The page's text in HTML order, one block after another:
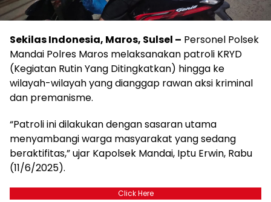
Sekilas Indonesia, Maros, Sulsel – Personel Polsek
Mandai Polres Maros melaksanakan patroli KRYD
(Kegiatan Rutin Yang Ditingkatkan) hingga ke
wilayah-wilayah yang dianggap rawan aksi kriminal
dan premanisme.
“Patroli ini dilakukan dengan sasaran utama
menyambangi warga masyarakat yang sedang
beraktifitas,” ujar Kapolsek Mandai, Iptu Erwin, Rabu
(11/6/2025).
Click Here